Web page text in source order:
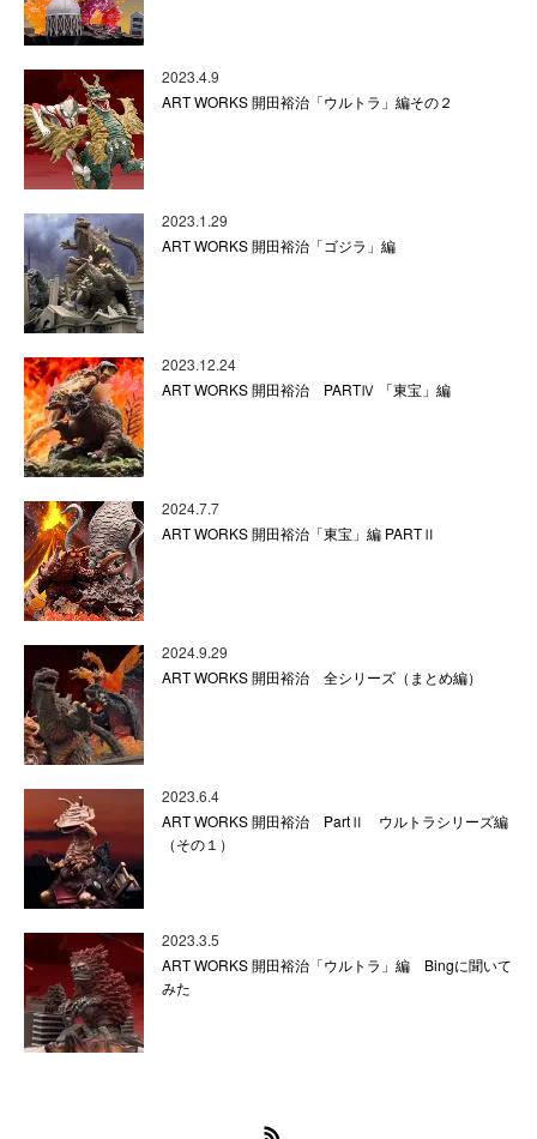
2023.4.9
ART WORKS 開田裕治「ウルトラ」編その２
2023.1.29
ART WORKS 開田裕治「ゴジラ」編
2023.12.24
ART WORKS 開田裕治 PARTⅣ 「東宝」編
2024.7.7
ART WORKS 開田裕治「東宝」編 PARTⅡ
2024.9.29
ART WORKS 開田裕治 全シリーズ（まとめ編）
2023.6.4
ART WORKS 開田裕治 PartⅡ ウルトラシリーズ編
（その１）
2023.3.5
ART WORKS 開田裕治「ウルトラ」編 Bingに聞いて
みた